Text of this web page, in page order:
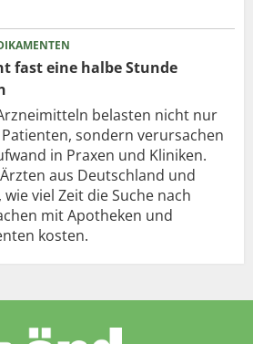
fast eine halbe Stunde
belasten nicht nur
sondern verursachen
in Praxen und Kliniken.
aus Deutschland und
viel Zeit die Suche nach
mit Apotheken und
kosten.